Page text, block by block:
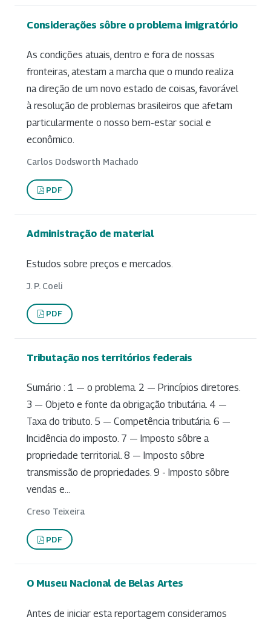
Considerações sôbre o problema imigratório
As condições atuais, dentro e fora de nossas
fronteiras, atestam a marcha que o mundo realiza
na direção de um novo estado de coisas, favorável
à resolução de problemas brasileiros que afetam
particularmente o nosso bem-estar social e
econômico.
Carlos Dodsworth Machado
PDF
Administração de material
Estudos sobre preços e mercados.
J. P. Coeli
PDF
Tributação nos territórios federais
Sumário : 1 — o problema. 2 — Princípios diretores.
3 — Objeto e fonte da obrigação tributária. 4 —
Taxa do tributo. 5 — Competência tributária. 6 —
Incidência do imposto. 7 — Imposto sôbre a
propriedade territorial. 8 — Imposto sôbre
transmissão de propriedades. 9 - Imposto sôbre
vendas e...
Creso Teixeira
PDF
O Museu Nacional de Belas Artes
Antes de iniciar esta reportagem consideramos